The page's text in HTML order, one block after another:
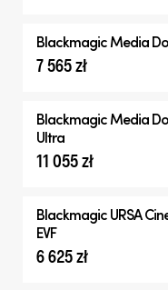
BlackmagicMedia
7 565 zł
BlackmagicMedia
Ultra
11 055 zł
BlackmagicURSA
EVF
6 625 zł